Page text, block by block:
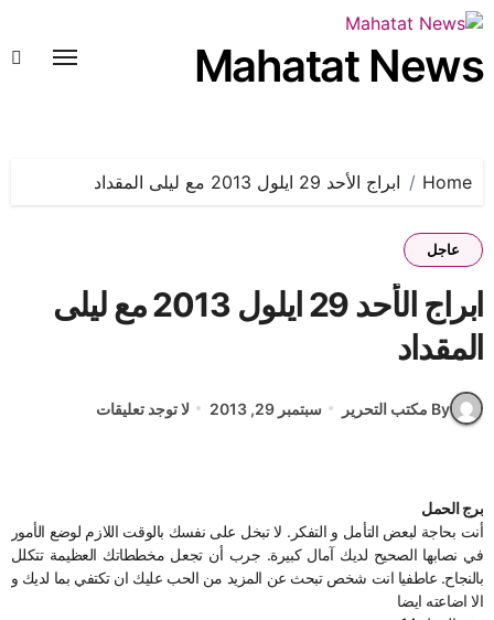
التجاوز
إلى
المحتوى
Mahatat News
Home ابراج الأحد 29 ايلول 2013 مع ليلى المقداد
عاجل
ابراج الأحد 29 ايلول 2013 مع ليلى
المقداد
By مكتب التحرير سبتمبر 29, 2013 لا توجد تعليقات
برج الحمل
أنت بحاجة لبعض التأمل و التفكر. لا تبخل على نفسك بالوقت اللازم لوضع الأمور
في نصابها الصحيح لديك آمال كبيرة. جرب أن تجعل مخططاتك العظيمة تتكلل
بالنجاح. عاطفيا انت شخص تبحث عن المزيد من الحب عليك ان تكتفي بما لديك و
الا اضاعته ايضا